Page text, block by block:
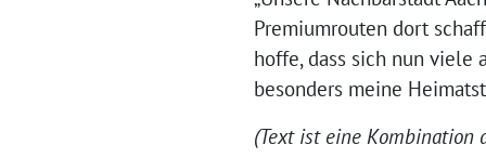
Premiumrouten dort
hoffe, dass sich nun viele
besonders meine
(Text ist eine Kombination